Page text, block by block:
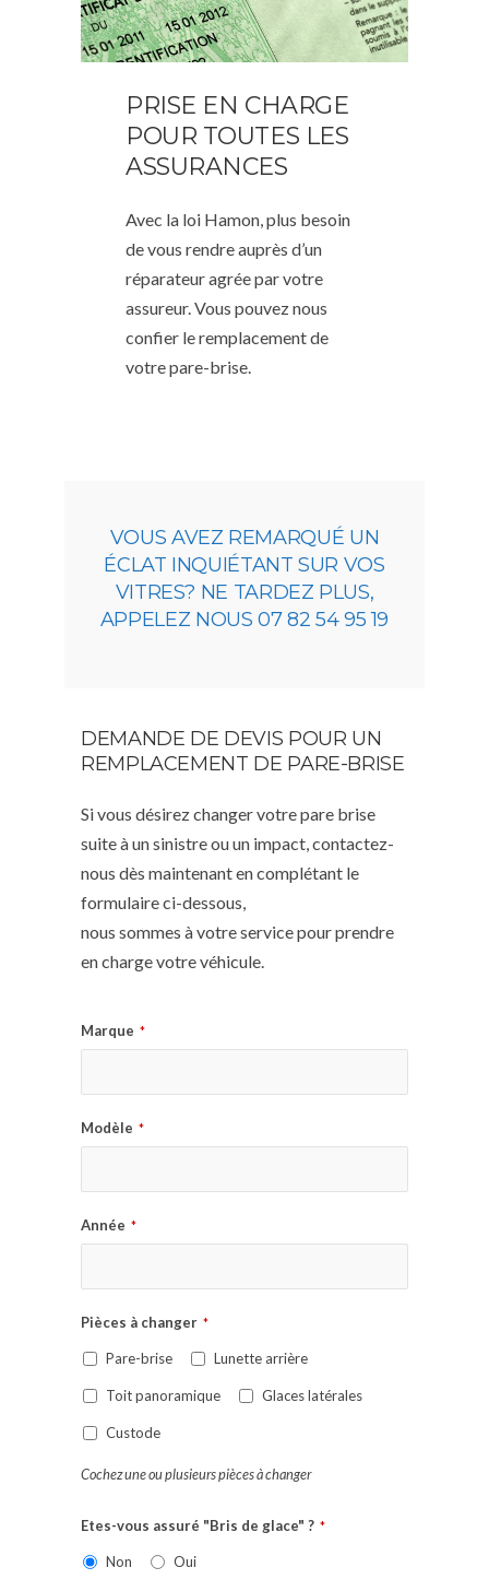
PRISE EN CHARGE
POUR TOUTES LES
ASSURANCES
Avec la loi Hamon, plus besoin
de vous rendre auprès d’un
réparateur agrée par votre
assureur. Vous pouvez nous
confier le remplacement de
votre pare-brise.
VOUS AVEZ REMARQUÉ UN
ÉCLAT INQUIÉTANT SUR VOS
VITRES? NE TARDEZ PLUS,
APPELEZ NOUS 07 82 54 95 19
DEMANDE DE DEVIS POUR UN
REMPLACEMENT DE PARE-BRISE
Si vous désirez changer votre pare brise
suite à un sinistre ou un impact, contactez-
nous dès maintenant en complétant le
formulaire ci-dessous,
nous sommes à votre service pour prendre
en charge votre véhicule.
Marque *
Modèle *
Année *
Pièces à changer *
Pare-brise Lunette arrière
Toit panoramique Glaces latérales
Custode
Cochez une ou plusieurs pièces à changer
Etes-vous assuré "Bris de glace" ? *
Non Oui